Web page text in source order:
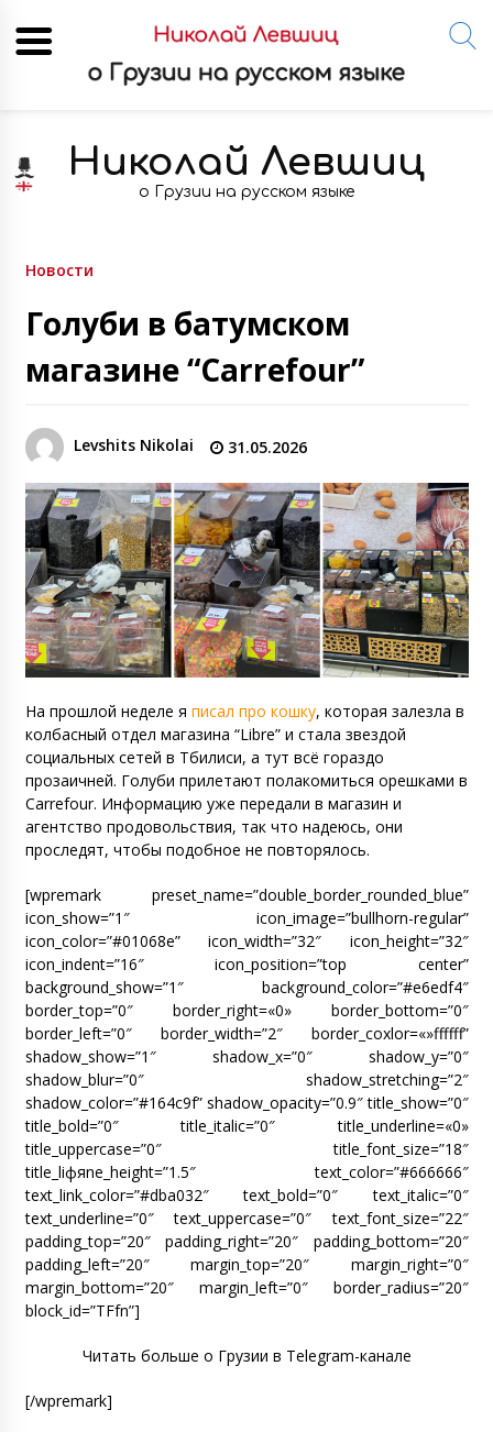
content
Николай Левшиц
о Грузии на русском языке
Новости
Голуби в батумском
магазине “Carrefour”
Levshits Nikolai 31.05.2026
На прошлой неделе я писал про кошку, которая залезла в
колбасный отдел магазина “Libre” и стала звездой
социальных сетей в Тбилиси, а тут всё гораздо
прозаичней. Голуби прилетают полакомиться орешками в
Carrefour. Информацию уже передали в магазин и
агентство продовольствия, так что надеюсь, они
проследят, чтобы подобное не повторялось.
[wpremark preset_name=”double_border_rounded_blue”
icon_show=”1″ icon_image=”bullhorn-regular”
icon_color=”#01068e” icon_width=”32″ icon_height=”32″
icon_indent=”16″ icon_position=”top center”
background_show=”1″ background_color=”#e6edf4″
border_top=”0″ border_right=«0» border_bottom=”0″
border_left=”0″ border_width=”2″ border_coxlor=«»ffffff”
shadow_show=”1″ shadow_x=”0″ shadow_y=”0″
shadow_blur=”0″ shadow_stretching=”2″
shadow_color=”#164c9f” shadow_opacity=”0.9″ title_show=”0″
title_bold=”0″ title_italic=”0″ title_underline=«0»
title_uppercase=”0″ title_font_size=”18″
title_liфяne_height=”1.5″ text_color=”#666666″
text_link_color=”#dba032″ text_bold=”0″ text_italic=”0″
text_underline=”0″ text_uppercase=”0″ text_font_size=”22″
padding_top=”20″ padding_right=”20″ padding_bottom=”20″
padding_left=”20″ margin_top=”20″ margin_right=”0″
margin_bottom=”20″ margin_left=”0″ border_radius=”20″
block_id=”TFfn”]
Читать больше о Грузии в Telegram-канале
[/wpremark]